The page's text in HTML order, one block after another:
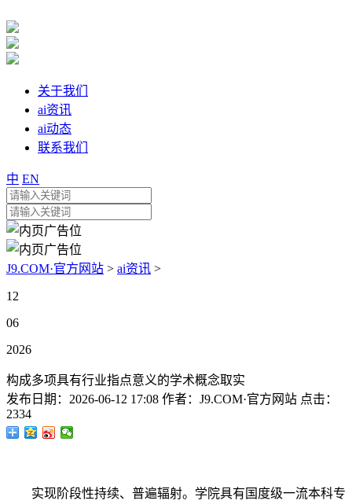
关于我们
ai资讯
ai动态
联系我们
中 EN
J9.COM·官方网站 > ai资讯 >
12
06
2026
构成多项具有行业指点意义的学术概念取实
发布日期： 2026-06-12 17:08 作者： J9.COM·官方网站 点击：
2334
实现阶段性持续、普遍辐射。学院具有国度级一流本科专